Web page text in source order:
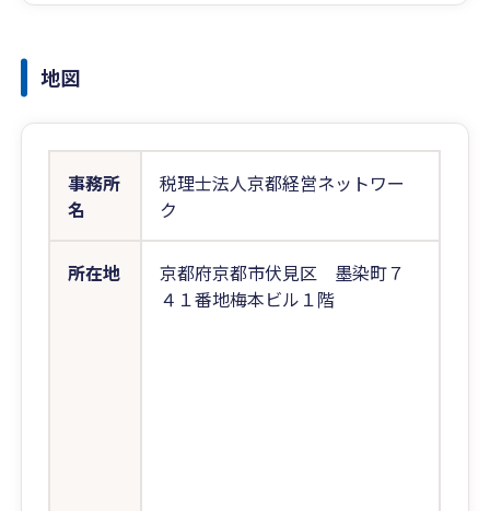
地図
事務所
名
税理士法人京都経営ネットワー
ク
所在地
京都府京都市伏見区 墨染町７
４１番地梅本ビル１階